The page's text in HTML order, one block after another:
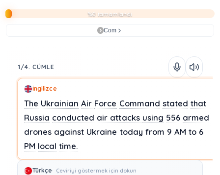
%0 tamamlandı
Com
1/4. CÜMLE
İngilizce
The Ukrainian Air Force Command stated that
Russia conducted air attacks using 556 armed
drones against Ukraine today from 9 AM to 6
PM local time.
Türkçe Çeviriyi göstermek için dokun